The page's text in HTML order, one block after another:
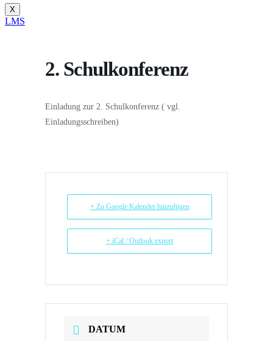
X
LMS
2. Schulkonferenz
Einladung zur 2. Schulkonferenz ( vgl.
Einladungsschreiben)
+ Zu Google Kalender hinzufügen
+ iCal / Outlook export
DATUM